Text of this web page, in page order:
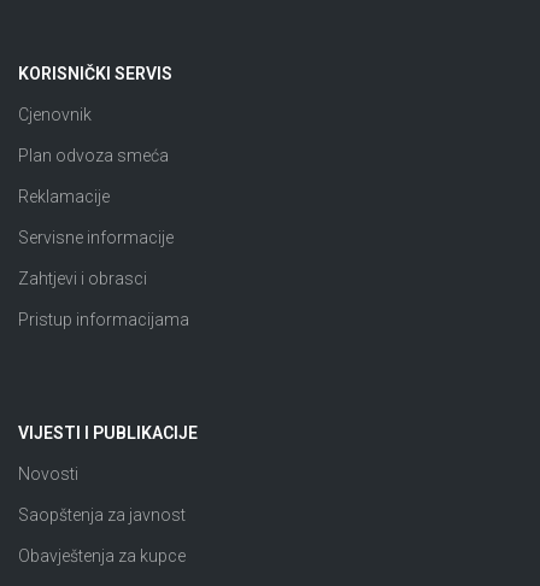
KORISNIČKI SERVIS
Cjenovnik
Plan odvoza smeća
Reklamacije
Servisne informacije
Zahtjevi i obrasci
Pristup informacijama
VIJESTI I PUBLIKACIJE
Novosti
Saopštenja za javnost
Obavještenja za kupce